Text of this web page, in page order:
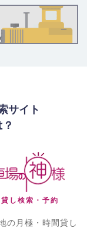
サイト
し検索・予約
の月極・時間貸し